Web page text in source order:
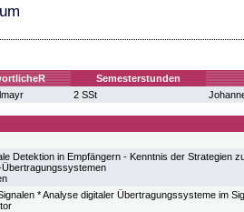
Semesterstunden
2 SSt
Detektion in Empfängern - Kenntnis der Strategien
* Analyse digitaler Übertragungssysteme im